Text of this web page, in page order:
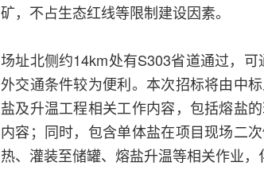
矿，不占生态红线等限制建设因素。
场址北侧约14km处有S303省道通过，
外交通条件较为便利。本次招标将由中
盐及升温工程相关工作内容，包括熔盐
内容；同时，包含单体盐在项目现场二
热、灌装至储罐、熔盐升温等相关作业